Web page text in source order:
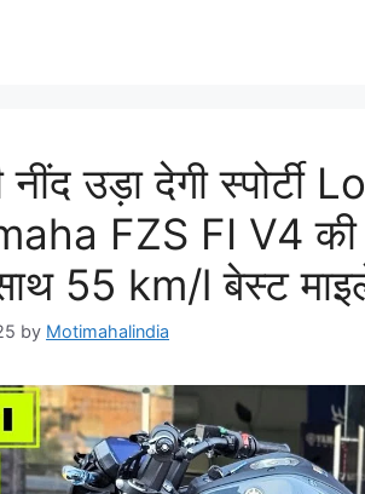
उड़ा देगी स्पोर्टी
FZS FI V4
55 km/l बेस्ट
by Motimahalindia